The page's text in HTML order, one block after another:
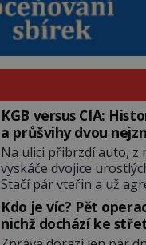
KGB versus CIA:
a průšvihy dvou
tajných služeb
Na ulici přibrzdí auto, z
vyskáče dvojice
Stačí pár vteřin a už
na dveře. O další
vlečou nebožáka do
ho nikdy nikdo
Kdo je víc? Pět
nichž dochází ke
tajných služeb